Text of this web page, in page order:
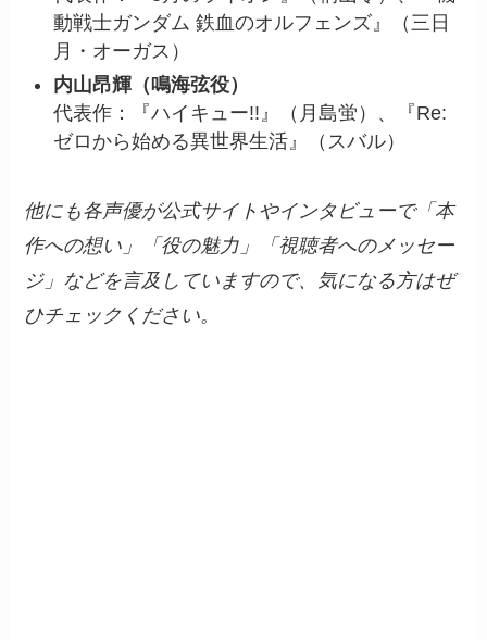
動戦士ガンダム 鉄血のオルフェンズ』（三日
月・オーガス）
内山昂輝（鳴海弦役）
代表作：『ハイキュー!!』（月島蛍）、『Re:
ゼロから始める異世界生活』（スバル）
他にも各声優が公式サイトやインタビューで「本
作への想い」「役の魅力」「視聴者へのメッセー
ジ」などを言及していますので、気になる方はぜ
ひチェックください。